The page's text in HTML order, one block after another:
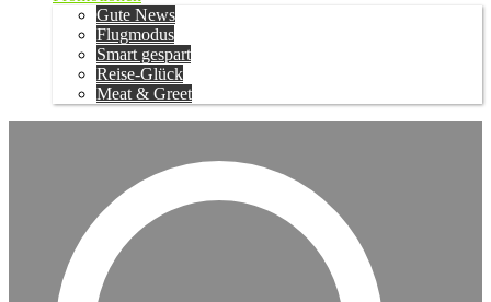
Gute News
Flugmodus
Smart gespart
Reise-Glück
Meat & Greet